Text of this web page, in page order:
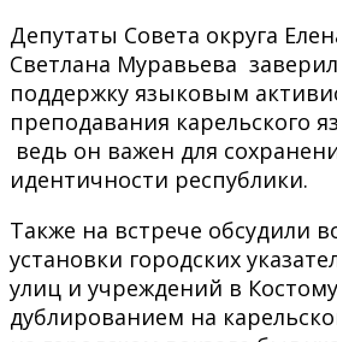
Депутаты Совета округа
Светлана Муравьева
поддержку языковым
преподавания карельского
ведь он важен для
идентичности республики.
Также на встрече обсудили
установки городских
улиц и учреждений в
дублированием на